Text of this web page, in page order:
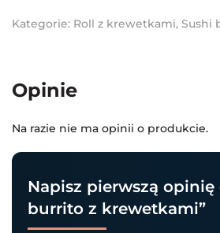
Kategorie: Roll z krewetkami, Sushi
Opinie
Na razie nie ma opinii o produkcie.
Napisz pierwszą opinię
burrito z krewetkami”